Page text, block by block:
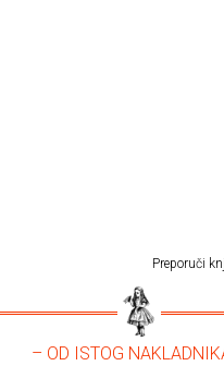
Preporuči
– OD ISTOG